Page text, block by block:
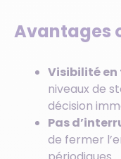
Avantages
Visibilité en
niveaux de
décision
Pas
de fermer